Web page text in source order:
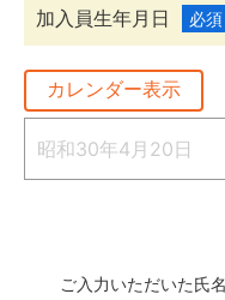
加入員生年月日 必須
カレンダー表示
ご入力いただいた氏